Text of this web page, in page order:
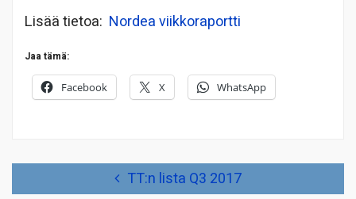
Lisää tietoa: Nordea viikkoraportti
Jaa tämä:
Facebook X WhatsApp
TT:n lista Q3 2017